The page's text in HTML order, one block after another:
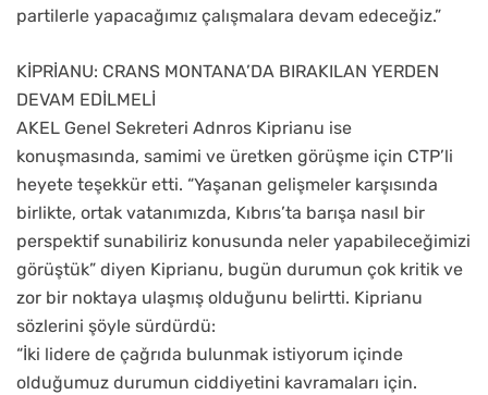
partilerle yapacağımız çalışmalara devam edeceğiz.”
KİPRİANU: CRANS MONTANA’DA BIRAKILAN YERDEN
DEVAM EDİLMELİ
AKEL Genel Sekreteri Adnros Kiprianu ise
konuşmasında, samimi ve üretken görüşme için CTP’li
heyete teşekkür etti. “Yaşanan gelişmeler karşısında
birlikte, ortak vatanımızda, Kıbrıs’ta barışa nasıl bir
perspektif sunabiliriz konusunda neler yapabileceğimizi
görüştük” diyen Kiprianu, bugün durumun çok kritik ve
zor bir noktaya ulaşmış olduğunu belirtti. Kiprianu
sözlerini şöyle sürdürdü:
“İki lidere de çağrıda bulunmak istiyorum içinde
olduğumuz durumun ciddiyetini kavramaları için.